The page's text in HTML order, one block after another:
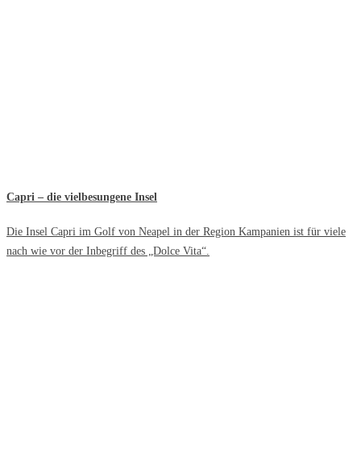
Capri – die vielbesungene Insel
Die Insel Capri im Golf von Neapel in der Region Kampanien ist für viele
nach wie vor der Inbegriff des „Dolce Vita“.